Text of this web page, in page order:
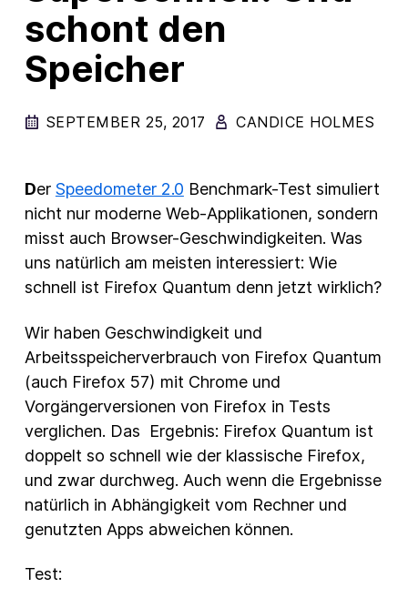
New Products
Advertising
From the Team
schont den
Speicher
SEPTEMBER 25, 2017 CANDICE HOLMES
Der Speedometer 2.0 Benchmark-Test simuliert
nicht nur moderne Web-Applikationen, sondern
misst auch Browser-Geschwindigkeiten. Was
uns natürlich am meisten interessiert: Wie
schnell ist Firefox Quantum denn jetzt wirklich?
Wir haben Geschwindigkeit und
Arbeitsspeicherverbrauch von Firefox Quantum
(auch Firefox 57) mit Chrome und
Vorgängerversionen von Firefox in Tests
verglichen. Das Ergebnis: Firefox Quantum ist
doppelt so schnell wie der klassische Firefox,
und zwar durchweg. Auch wenn die Ergebnisse
natürlich in Abhängigkeit vom Rechner und
genutzten Apps abweichen können.
Test: